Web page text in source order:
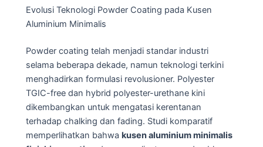
Evolusi Teknologi Powder Coating pada Kusen
Aluminium Minimalis
Powder coating telah menjadi standar industri
selama beberapa dekade, namun teknologi terkini
menghadirkan formulasi revolusioner. Polyester
TGIC-free dan hybrid polyester-urethane kini
dikembangkan untuk mengatasi kerentanan
terhadap chalking dan fading. Studi komparatif
memperlihatkan bahwa kusen aluminium minimalis